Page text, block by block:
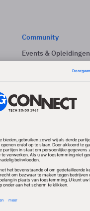
Community
Events & Opleidingen
Nieuwsbrieven